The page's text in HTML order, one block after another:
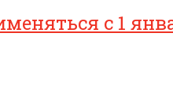
с 1